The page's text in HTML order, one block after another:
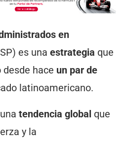
en
es una estrategia que
hace un par de
latinoamericano.
tendencia global que
y la